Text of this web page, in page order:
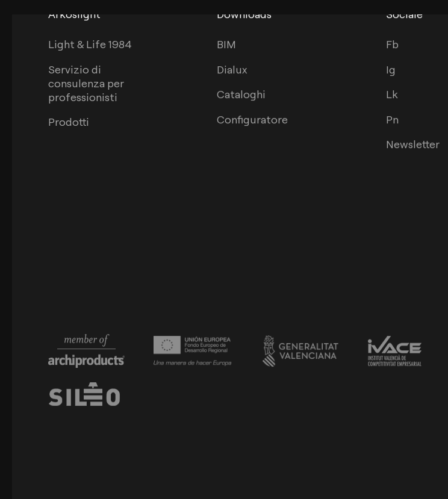
Arkoslight
Light & Life 1984
Servizio di
consulenza per
professionisti
Prodotti
Downloads
BIM
Dialux
Cataloghi
Configuratore
Sociale
Fb
Ig
Lk
Pn
Newsletter